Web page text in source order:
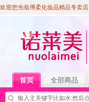
欢迎您光临博柔化妆品精品专卖店
首页 全部商品